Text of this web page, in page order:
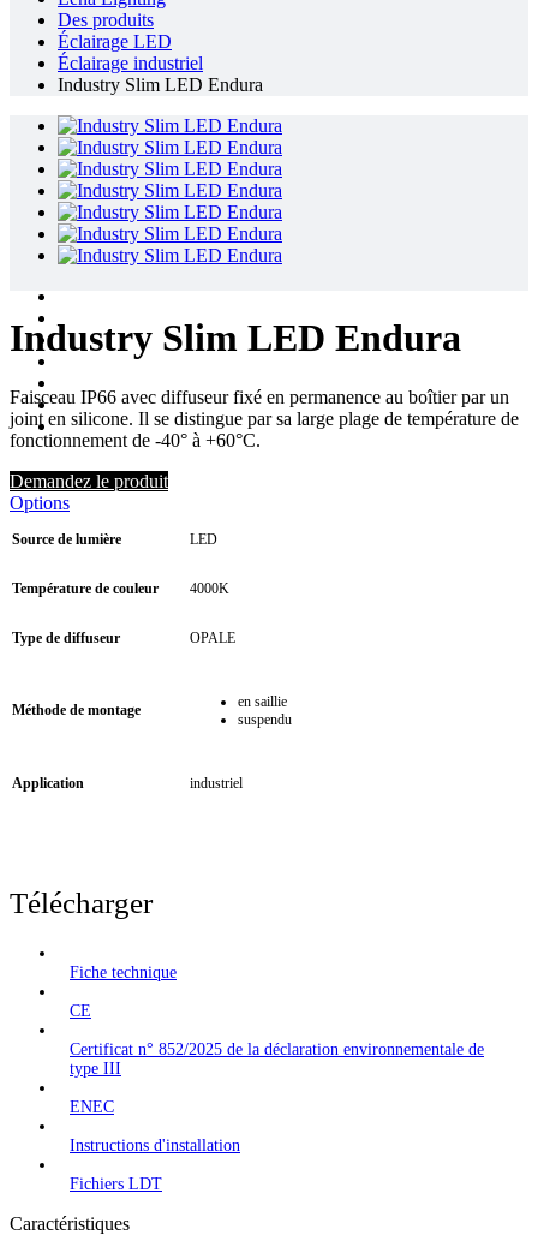
Des produits
Éclairage LED
Éclairage industriel
Industry Slim LED Endura
Industry Slim LED Endura
Faisceau IP66 avec diffuseur fixé en permanence au boîtier par un
joint en silicone. Il se distingue par sa large plage de température de
fonctionnement de -40° à +60°C.
Demandez le produit
Options
Source de lumière LED
Température de couleur 4000K
Type de diffuseur OPALE
Méthode de montage
en saillie
suspendu
Application industriel
Télécharger
Fiche technique
CE
Certificat n° 852/2025 de la déclaration environnementale de
type III
ENEC
Instructions d'installation
Fichiers LDT
Caractéristiques